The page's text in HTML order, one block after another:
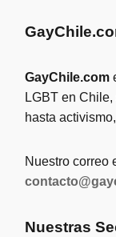
GayChile.com
LGBT en
hasta
Nuestro correo
Nuestras